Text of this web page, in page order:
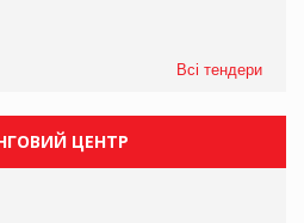
Всі тендери
ЦЕНТР